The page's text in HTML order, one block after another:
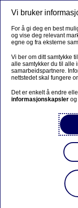
Vi bruker
For å gi deg en best
og vise deg relevant
egne og fra eksterne
Vi ber om ditt samtykke
alle samtykker du til alle
samarbeidspartnere.
nettstedet skal fungere
Det er enkelt å endre
informasjonskapsler og